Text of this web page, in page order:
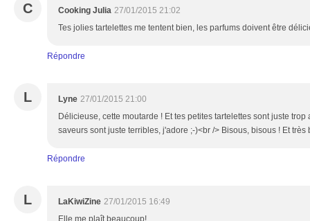
C Cooking Julia 27/01/2015 21:02
Tes jolies tartelettes me tentent bien, les parfums doivent être
Répondre
L Lyne 27/01/2015 21:00
Délicieuse, cette moutarde ! Et tes petites tartelettes sont juste trop
saveurs sont juste terribles, j'adore ;-)<br /> Bisous, bisous ! Et très
Répondre
L LaKiwiZine 27/01/2015 16:49
Elle me plaît beaucoup!